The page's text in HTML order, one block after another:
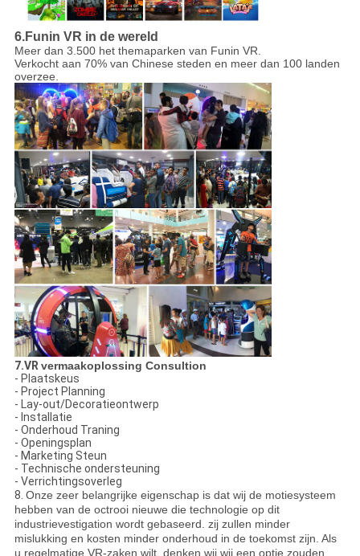
6.Funin VR in de wereld
Meer dan 3.500 het themaparken van Funin VR.
Verkocht aan 70% van Chinese steden en meer dan 100 landen
overzee.
7.VRvermaakoplossing Consultion
- Plaatskeus
- Project Planning
- Lay-out/Decoratieontwerp
- Installatie
- Onderhoud Traning
- Openingsplan
- Marketing Steun
- Technische ondersteuning
- Verrichtingsoverleg
8. Onze zeer belangrijke eigenschap is dat wij de motiesysteem
hebben van de octrooi nieuwe die technologie op dit
industrievestigation wordt gebaseerd. zij zullen minder
mislukking en kosten minder onderhoud in de toekomst zijn. Als
u regelmatige VR-zaken wilt, denken wij wij een optie zouden